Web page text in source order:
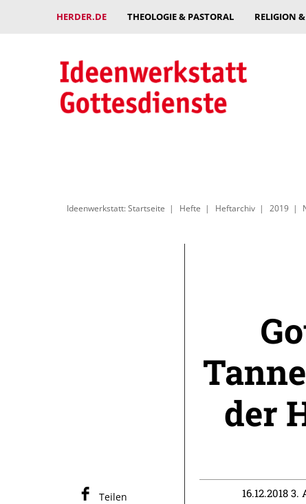
HERDER.DE THEOLOGIE & PASTORAL RELIGION
Ideenwerkstatt: Startseite Hefte Heftarchiv 2019
der
16.12.2018
Teilen